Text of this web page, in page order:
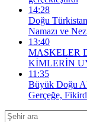
14:28
Doğu
Namazı ve
13:40
MASKELER
KİMLERİN
11:35
Büyük Doğu
Gerçeğe,